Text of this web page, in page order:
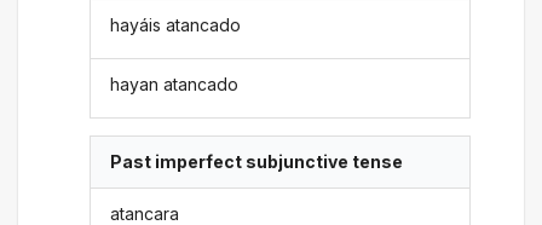
hayáis atancado
hayan atancado
Past imperfect subjunctive tense
atancara